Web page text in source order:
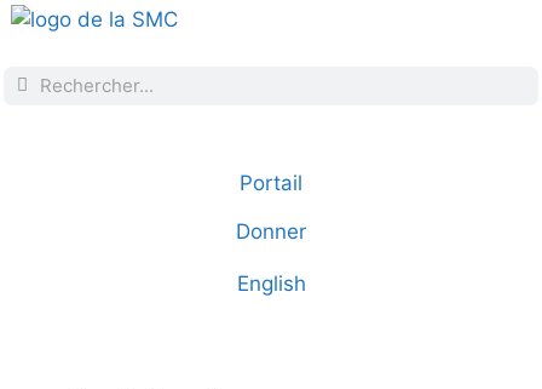
Portail
Donner
English